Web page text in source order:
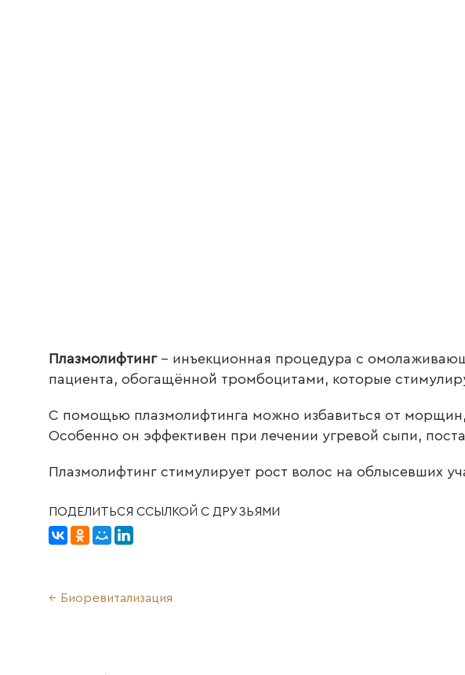
Плазмолифтинг– инъекционная процедура с
пациента, обогащённой тромбоцитами, которые
С помощью плазмолифтинга можно избавиться от морщин,
Особенно он эффективен при лечении угревой сыпи,
Плазмолифтинг стимулирует рост волос на облысевших
ПОДЕЛИТЬСЯ ССЫЛКОЙ С ДРУЗЬЯМИ
Биоревитализация